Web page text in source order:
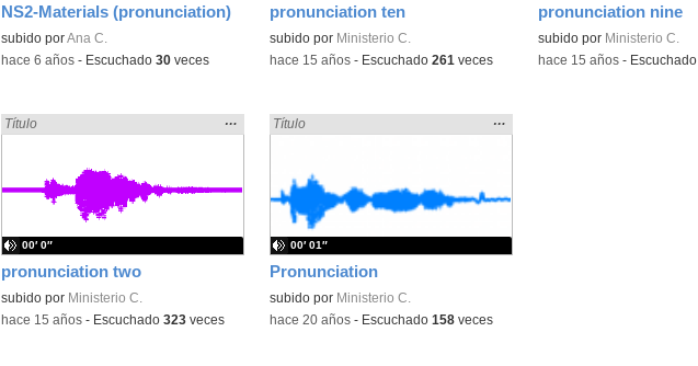
NS2-Materials (pronunciation)
subido porAna C.
-hace 6 años- Escuchado 30veces
pronunciation ten
subido por Ministerio C.
-hace 15 años- Escuchado 261 veces
pronunciation nine
subido por Ministerio C.
-hace 15 años- Escuchado
pronunciation two
Encontrado «pronunciation» en:
Título
Mostrar
la
búsqueda
…
subido por Ministerio C.
00′ 0″
-hace 15 años- Escuchado 323veces
Pronunciation
Encontrado «pronunciation» en:
Título
Mostrar
la
búsqueda
…
subido por Ministerio C.
00′ 01″
-hace 20 años- Escuchado 158veces